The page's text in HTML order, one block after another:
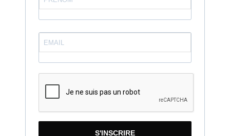
S'INSCRIRE